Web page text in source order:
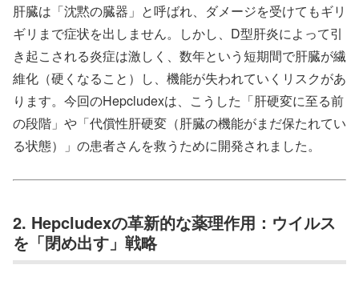
肝臓は「沈黙の臓器」と呼ばれ、ダメージを受けてもギリ
ギリまで症状を出しません。しかし、D型肝炎によって引
き起こされる炎症は激しく、数年という短期間で肝臓が繊
維化（硬くなること）し、機能が失われていくリスクがあ
ります。今回のHepcludexは、こうした「肝硬変に至る前
の段階」や「代償性肝硬変（肝臓の機能がまだ保たれてい
る状態）」の患者さんを救うために開発されました。
2. Hepcludexの革新的な薬理作用：ウイルス
を「閉め出す」戦略